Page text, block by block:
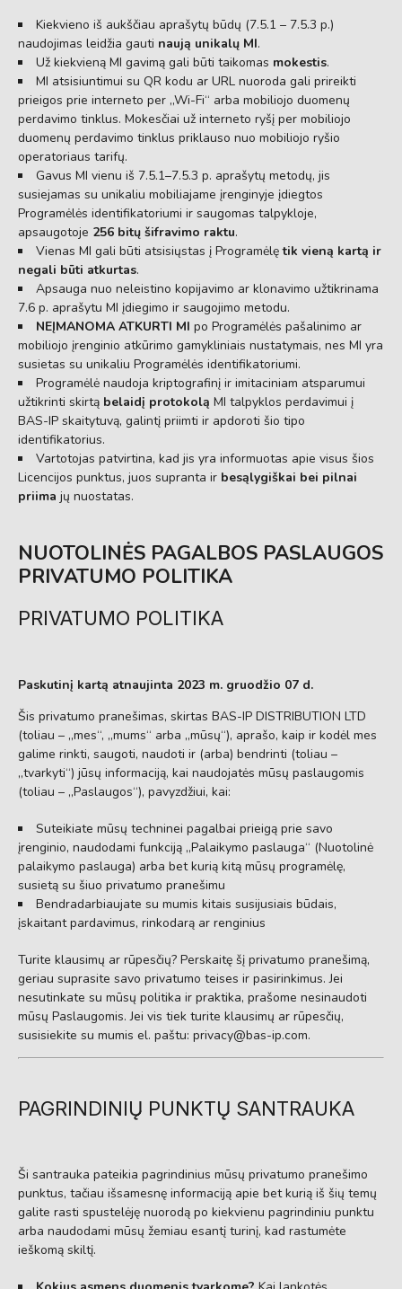
Kiekvieno iš aukščiau aprašytų būdų (7.5.1 – 7.5.3 p.)
naudojimas leidžia gauti naują unikalų MI.
Už kiekvieną MI gavimą gali būti taikomas mokestis.
MI atsisiuntimui su QR kodu ar URL nuoroda gali prireikti
prieigos prie interneto per „Wi-Fi“ arba mobiliojo duomenų
perdavimo tinklus. Mokesčiai už interneto ryšį per mobiliojo
duomenų perdavimo tinklus priklauso nuo mobiliojo ryšio
operatoriaus tarifų.
Gavus MI vienu iš 7.5.1–7.5.3 p. aprašytų metodų, jis
susiejamas su unikaliu mobiliajame įrenginyje įdiegtos
Programėlės identifikatoriumi ir saugomas talpykloje,
apsaugotoje 256 bitų šifravimo raktu.
Vienas MI gali būti atsisiųstas į Programėlętik vieną kartą ir
negali būti atkurtas.
Apsauga nuo neleistino kopijavimo ar klonavimo užtikrinama
7.6 p. aprašytu MI įdiegimo ir saugojimo metodu.
NEĮMANOMA ATKURTI MI po Programėlės pašalinimo ar
mobiliojo įrenginio atkūrimo gamykliniais nustatymais, nes MI yra
susietas su unikaliu Programėlės identifikatoriumi.
Programėlė naudoja kriptografinį ir imitaciniam atsparumui
užtikrinti skirtą belaidį protokolą MI talpyklos perdavimui į
BAS-IP skaitytuvą, galintį priimti ir apdoroti šio tipo
identifikatorius.
Vartotojas patvirtina, kad jis yra informuotas apie visus šios
Licencijos punktus, juos supranta ir besąlygiškai bei pilnai
priima jų nuostatas.
NUOTOLINĖS PAGALBOS PASLAUGOS
PRIVATUMO POLITIKA
PRIVATUMO POLITIKA
Paskutinį kartą atnaujinta 2023 m. gruodžio 07 d.
Šis privatumo pranešimas, skirtas BAS-IP DISTRIBUTION LTD
(toliau – „mes“, „mums“ arba „mūsų“), aprašo, kaip ir kodėl mes
galime rinkti, saugoti, naudoti ir (arba) bendrinti (toliau –
„tvarkyti“) jūsų informaciją, kai naudojatės mūsų paslaugomis
(toliau – „Paslaugos“), pavyzdžiui, kai:
Suteikiate mūsų techninei pagalbai prieigą prie savo
įrenginio, naudodami funkciją „Palaikymo paslauga“ (Nuotolinė
palaikymo paslauga) arba bet kurią kitą mūsų programėlę,
susietą su šiuo privatumo pranešimu
Bendradarbiaujate su mumis kitais susijusiais būdais,
įskaitant pardavimus, rinkodarą ar renginius
Turite klausimų ar rūpesčių? Perskaitę šį privatumo pranešimą,
geriau suprasite savo privatumo teises ir pasirinkimus. Jei
nesutinkate su mūsų politika ir praktika, prašome nesinaudoti
mūsų Paslaugomis. Jei vis tiek turite klausimų ar rūpesčių,
susisiekite su mumis el. paštu: privacy@bas-ip.com.
PAGRINDINIŲ PUNKTŲ SANTRAUKA
Ši santrauka pateikia pagrindinius mūsų privatumo pranešimo
punktus, tačiau išsamesnę informaciją apie bet kurią iš šių temų
galite rasti spustelėję nuorodą po kiekvienu pagrindiniu punktu
arba naudodami mūsų žemiau esantį turinį, kad rastumėte
ieškomą skiltį.